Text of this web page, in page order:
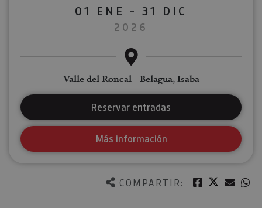
COMPARTIR: Facebook
Twitter
01 ENE - 31 DIC
2026
Valle del Roncal - Belagua, Isaba
Reservar entradas
Más información